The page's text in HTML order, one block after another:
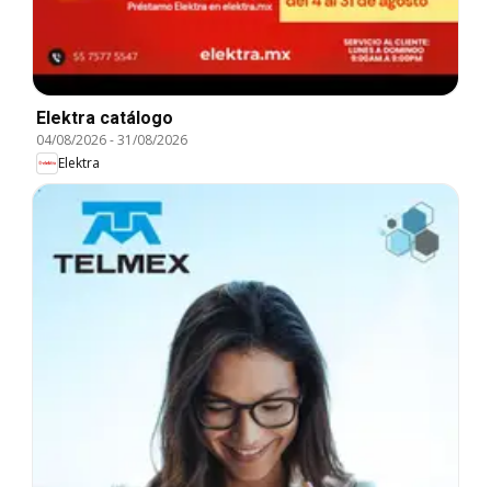
Elektra catálogo
04/08/2026-31/08/2026
Elektra